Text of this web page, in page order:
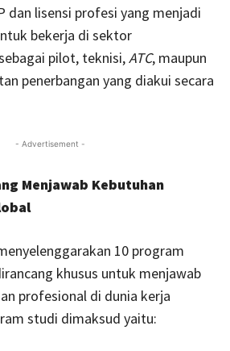
dan lisensi profesi yang menjadi
bekerja di sektor
pilot, teknisi,ATC, maupun
penerbangan yang diakui secara
- Advertisement -
Menjawab Kebutuhan
10 program
khusus untuk menjawab
profesional di dunia kerja
studi dimaksud yaitu: